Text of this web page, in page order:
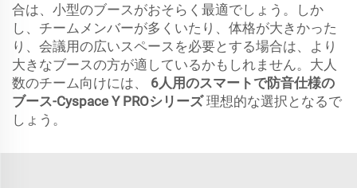
合は、小型のブースがおそらく最適でしょう。しか
し、チームメンバーが多くいたり、体格が大きかった
り、会議用の広いスペースを必要とする場合は、より
大きなブースの方が適しているかもしれません。大人
数のチーム向けには、 6人用のスマートで防音仕様の
ブース-Cyspace Y PROシリーズ理想的な選択となるで
しょう。